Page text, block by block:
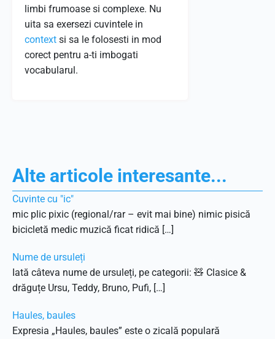
limbi frumoase si complexe. Nu
uita sa exersezi cuvintele in
context si sa le folosesti in mod
corect pentru a-ti imbogati
vocabularul.
Alte articole interesante...
Cuvinte cu "ic"
mic plic pixic (regional/rar – evit mai bine) nimic pisică
bicicletă medic muzică ficat ridică […]
Nume de ursuleți
Iată câteva nume de ursuleți, pe categorii: 🧸 Clasice &
drăguțe Ursu, Teddy, Bruno, Pufi, […]
Haules, baules
Expresia „Haules, baules” este o zicală populară